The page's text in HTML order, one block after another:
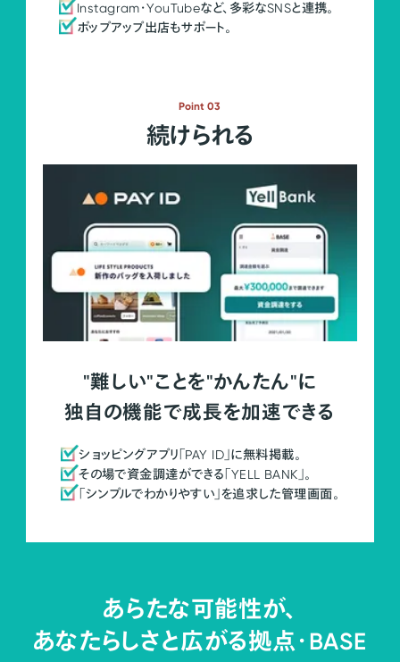
Instagram・YouTubeなど、多彩なSNSと連携。
ポップアップ出店もサポート。
Point 03
続けられる
"難しい"ことを"かんたん"に
独自の機能で成長を加速できる
ショッピングアプリ「PAY ID」に無料掲載。
その場で資金調達ができる「YELL BANK」。
「シンプルでわかりやすい」を追求した管理画面。
あらたな可能性が、
あなたらしさと広がる拠点・BASE